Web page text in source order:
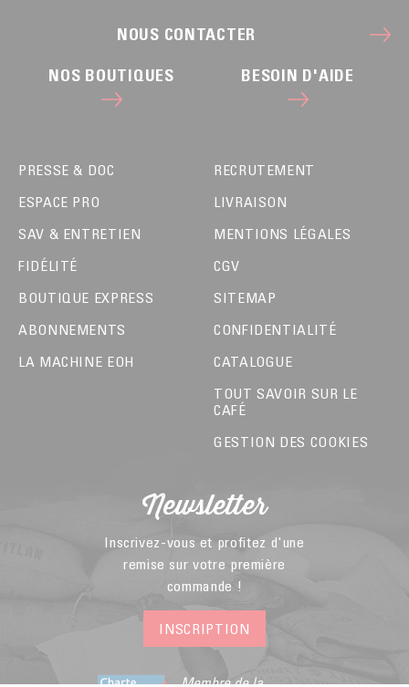
NOUS CONTACTER
NOS BOUTIQUES BESOIN D'AIDE
PRESSE & DOC
ESPACE PRO
SAV & ENTRETIEN
FIDÉLITÉ
BOUTIQUE EXPRESS
ABONNEMENTS
LA MACHINE EOH
RECRUTEMENT
LIVRAISON
MENTIONS LÉGALES
CGV
SITEMAP
CONFIDENTIALITÉ
CATALOGUE
TOUT SAVOIR SUR LE
CAFÉ
GESTION DES COOKIES
Newsletter
Inscrivez-vous et profitez d'une
remise sur votre première
commande !
INSCRIPTION
Membre de la